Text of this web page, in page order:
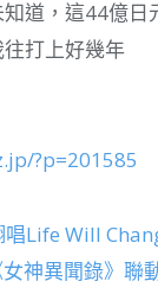
道，這44億日
打上好幾年
?p=201585
Life Will
神異聞錄》聯